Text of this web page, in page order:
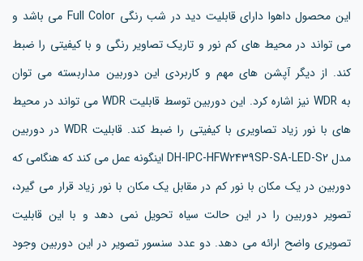
این محصول داهوا دارای قابلیت دید در شب رنگی Full Color می باشد و
می تواند در محیط های کم نور و تاریک تصاویر رنگی و با کیفیتی را ضبط
کند. از دیگر آپشن های مهم و کاربردی این دوربین مداربسته می توان
به WDR نیز اشاره کرد. این دوربین توسط قابلیت WDR می تواند در محیط
های با نور زیاد تصاویری با کیفیتی را ضبط کند. قابلیت WDR در دوربین
مدل DH-IPC-HFW2439SP-SA-LED-S2 اینگونه عمل می کند که هنگامی که
دوربین در یک مکان با نور کم در مقابل یک مکان با نور زیاد قرار می گیرد،
تصویر دوربین را در این حالت سیاه تحویل نمی دهد و با این قابلیت
تصویری واضح ارائه می دهد. دو عدد سنسور تصویر در این دوربین وجود